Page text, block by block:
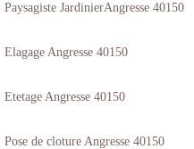
Paysagiste JardinierAngresse 40150
Elagage Angresse 40150
Etetage Angresse 40150
Pose de cloture Angresse 40150